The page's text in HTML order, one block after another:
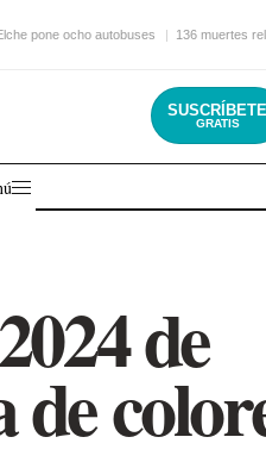
pone ocho autobuses 136 muertes
SUSCRÍBETE
GRATIS
de